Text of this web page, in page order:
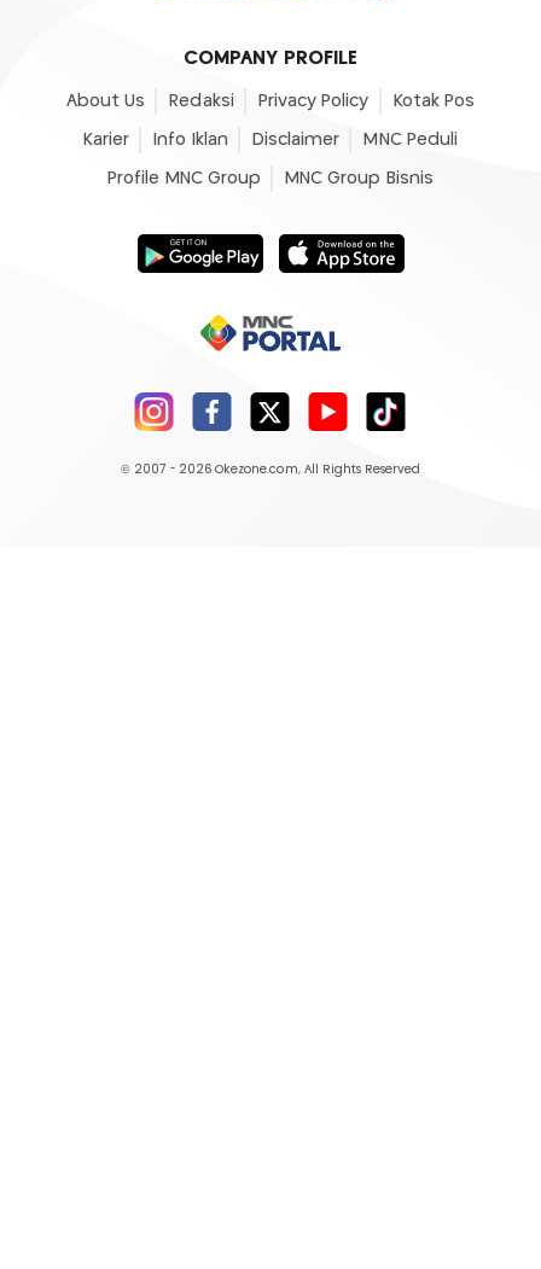
COMPANY PROFILE
About Us Redaksi Privacy Policy Kotak Pos
Karier Info Iklan Disclaimer MNC Peduli
Profile MNC Group MNC Group Bisnis
© 2007 - 2026 Okezone.com, All Rights Reserved